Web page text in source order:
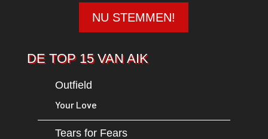
NU STEMMEN!
DE TOP 15 VAN AIK
Outfield
Your Love
Tears for Fears